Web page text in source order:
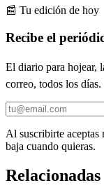
📰 Tu edición de hoy
Recibe el
El diario para hojear,
correo, todos los
Al suscribirte aceptas
baja cuando quieras.
Relacionadas